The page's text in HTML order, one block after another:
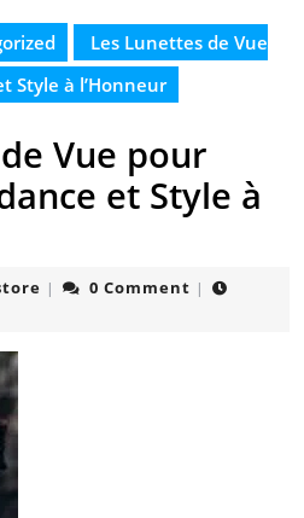
Les Lunettes de Vue
Style à l’Honneur
Vue pour
et Style à
optistore
| 0 Comment |